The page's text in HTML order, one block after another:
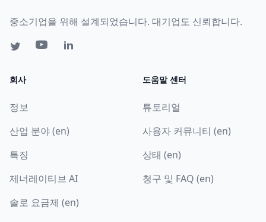
중소기업을 위해 설계되었습니다. 대기업도 신뢰합니다.
회사
정보
산업 분야 (en)
특징
제너레이티브 AI
솔로 요금제 (en)
도움말 센터
튜토리얼
사용자 커뮤니티 (en)
상태 (en)
청구 및 FAQ (en)